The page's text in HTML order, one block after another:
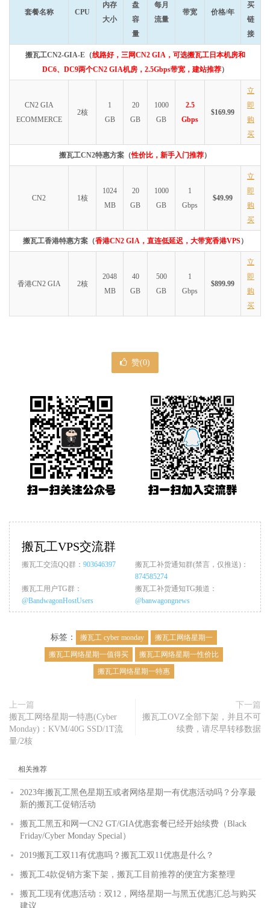
套餐名称 CPU
内存
大小
盘
容
量
每月
流量
带宽 价格/年
买
链
接
搬瓦工CN2-GIA-E（线路好，三网CN2 GIA，可选搬瓦工日本机房和
DC6、DC9两个CN2 GIA机房，2.5Gbps带宽，建站推荐）
CN2 GIA
ECOMMERCE
2核
1
GB
20
GB
1000
GB
2.5
Gbps
$169.99
立
即
购
买
搬瓦工CN2特惠方案（性价比，新手入门推荐）
CN2 1核
1024
MB
20
GB
1000
GB
1
Gbps
$49.99
立
即
购
买
搬瓦工香港特惠方案（香港CN2 GIA，直连低延迟，大带宽香港VPS）
香港CN2 GIA 2核
2048
MB
40
GB
500
GB
1
Gbps
$899.99
立
即
购
买
赞(0)
搬瓦工VPS交流群
搬瓦工交流QQ群： 903646397
搬瓦工补货通知群(禁言，仅推送)：
874585274
搬瓦工用户TG群：
@BandwagonHostUsers
搬瓦工补货通知TG频道：
@banwagongnews
标签： 搬瓦工 cyber monday
搬瓦工网络星期一
搬瓦工网络星期一值得买
搬瓦工网络星期一性价比
搬瓦工网络星期一特惠
上一篇
搬瓦工网络星期一特惠(Cyber
Monday)：KVM/40G SSD/1T流
量/2核
下一篇
搬瓦工OVZ全部下架，并且不可
续费，请尽早转移数据
相关推荐
2023年搬瓦工黑色星期五或者网络星期一有优惠活动吗？分享最
新的搬瓦工促销活动
搬瓦工黑五和网一CN2 GT/GIA优惠套餐已经开始续费（Black
Friday/Cyber Monday Special）
2019搬瓦工双11有优惠吗？搬瓦工双11优惠是什么？
搬瓦工4款促销方案下架，搬瓦工目前推荐的便宜方案整理
搬瓦工现有优惠活动：双12，网络星期一与黑五优惠汇总与购买
建议